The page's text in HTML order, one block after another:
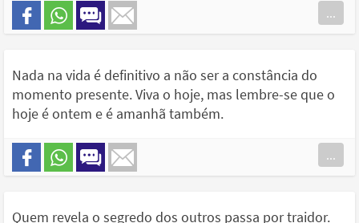
...
Nada na vida é definitivo a não ser a constância do
momento presente. Viva o hoje, mas lembre-se que o
hoje é ontem e é amanhã também.
...
Quem revela o segredo dos outros passa por traidor.